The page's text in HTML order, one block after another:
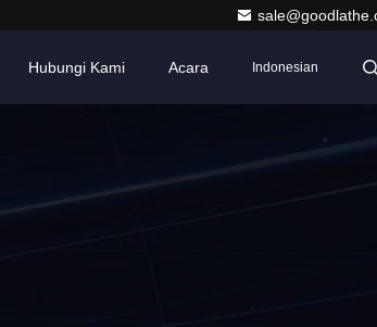
Hubungi Kami Acara Indonesian